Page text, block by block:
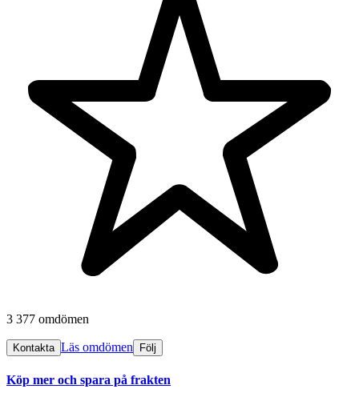
3 377 omdömen
Kontakta Läs omdömen Följ
Köp mer och spara på frakten